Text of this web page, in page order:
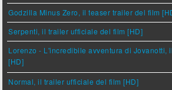
Godzilla Minus Zero, il teaser trailer del film
Serpenti, il trailer ufficiale del film [HD]
Lorenzo - L'incredibile avventura di Jovanotti,
[HD]
Normal, il trailer ufficiale del film [HD]